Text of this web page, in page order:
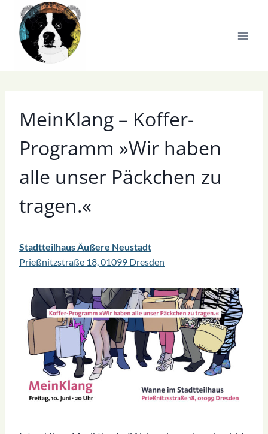
Inhalt
springen
MeinKlang – Koffer-
Programm »Wir haben
alle unser Päckchen zu
tragen.«
Stadtteilhaus Äußere Neustadt
Prießnitzstraße 18, 01099 Dresden